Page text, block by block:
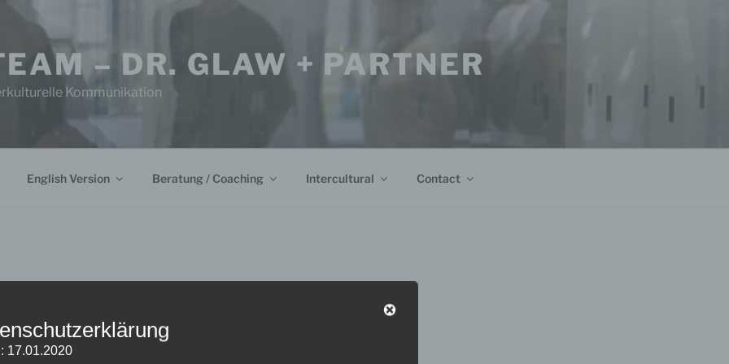
– DR. GLAW + PARTNER
Kommunikation
English Version Beratung / Coaching Intercultural Contact
– BASICS
17.01.2020